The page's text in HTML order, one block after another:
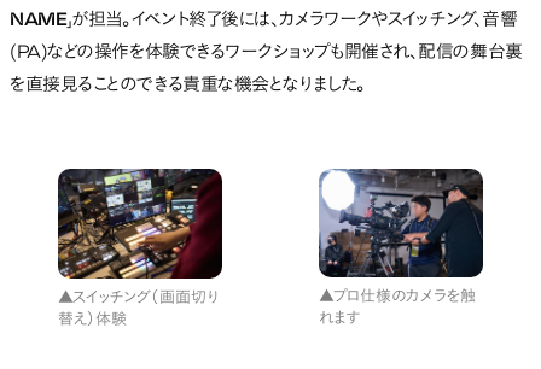
NAME」が担当。イベント終了後には、カメラワークやスイッチング、音響
(PA)などの操作を体験できるワークショップも開催され、配信の舞台裏
を直接見ることのできる貴重な機会となりました。
▲スイッチング（画面切り
替え）体験
▲プロ仕様のカメラを触
れます